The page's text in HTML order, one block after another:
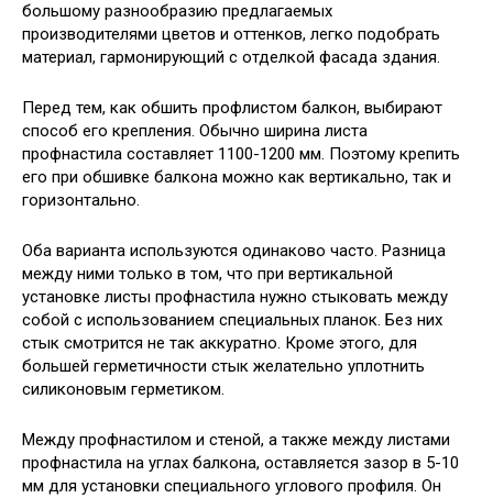
большому разнообразию предлагаемых
производителями цветов и оттенков, легко подобрать
материал, гармонирующий с отделкой фасада здания.
Перед тем, как обшить профлистом балкон, выбирают
способ его крепления. Обычно ширина листа
профнастила составляет 1100-1200 мм. Поэтому крепить
его при обшивке балкона можно как вертикально, так и
горизонтально.
Оба варианта используются одинаково часто. Разница
между ними только в том, что при вертикальной
установке листы профнастила нужно стыковать между
собой с использованием специальных планок. Без них
стык смотрится не так аккуратно. Кроме этого, для
большей герметичности стык желательно уплотнить
силиконовым герметиком.
Между профнастилом и стеной, а также между листами
профнастила на углах балкона, оставляется зазор в 5-10
мм для установки специального углового профиля. Он